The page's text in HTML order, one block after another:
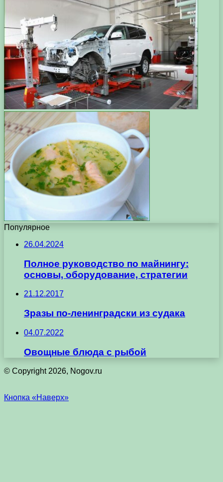
Популярное
26.04.2024
Полное руководство по майнингу:
основы, оборудование, стратегии
21.12.2017
Зразы по-ленинградски из судака
04.07.2022
Овощные блюда с рыбой
© Copyright 2026, Nogov.ru
Кнопка «Наверх»